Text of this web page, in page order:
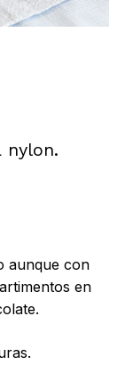
nylon.
aunque con
en